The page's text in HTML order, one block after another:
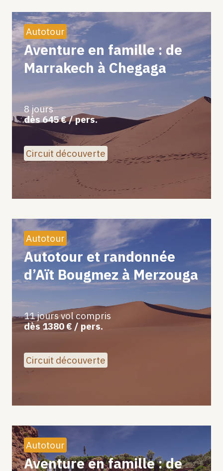
Autotour
Aventure en famille : de
Marrakech à Chegaga
8 jours
dès 645 € / pers.
Circuit découverte
Autotour
Autotour et randonnée
d’Aït Bougmez à Merzouga
11 jours vol compris
dès 1380 € / pers.
Circuit découverte
Autotour
Aventure en famille : de